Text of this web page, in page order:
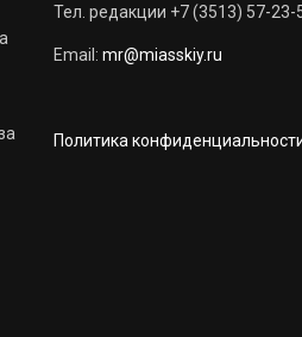
Тел. редакции +7 (3513) 57-23-
Email: mr@miasskiy.ru
Политика